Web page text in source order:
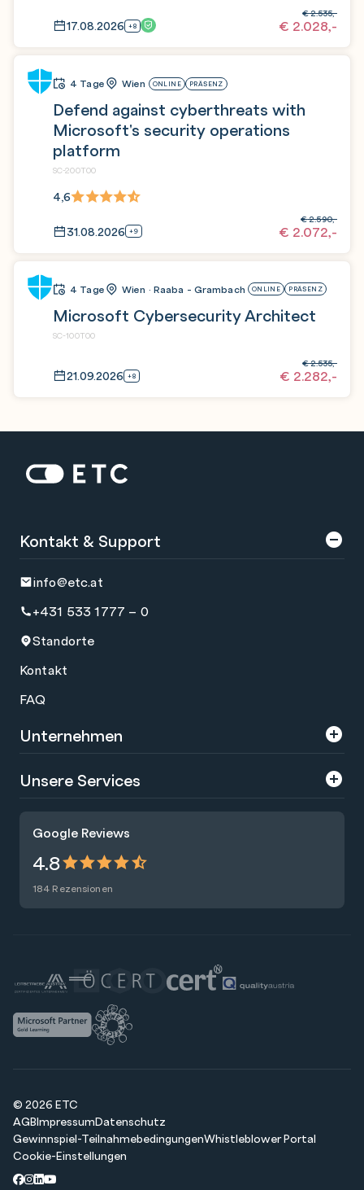
17.08.2026 +8 € 2.028,-
€2.535,-
4 Tage Wien ONLINE PRÄSENZ
Defend against cyberthreats with
Microsoft's security operations
platform
SC-200T00
4,6
31.08.2026 +9 € 2.072,-
€2.590,-
4 Tage Wien · Raaba - Grambach ONLINE PRÄSENZ
Microsoft Cybersecurity Architect
SC-100T00
21.09.2026 +8 € 2.282,-
€2.535,-
Startseite: ETC
Google Reviews
4.8
184 Rezensionen
Kontakt & Support
info@etc.at
+431 533 1777 – 0
Standorte
Kontakt
FAQ
Unternehmen
Über uns
Presse
Nachhaltigkeit
Blog
Unsere Services
Zertifizierungen
Raummiete
© 2026 ETC
AGBImpressumDatenschutz
Gewinnspiel-TeilnahmebedingungenWhistleblower Portal
Cookie-Einstellungen